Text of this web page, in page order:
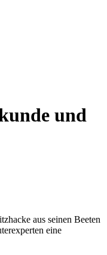
und
aus seinen Beeten
eine